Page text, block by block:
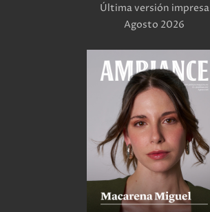
Última versión impresa
Agosto 2026